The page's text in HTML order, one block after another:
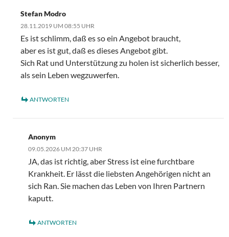
Stefan Modro
28.11.2019 UM 08:55 UHR
Es ist schlimm, daß es so ein Angebot braucht,
aber es ist gut, daß es dieses Angebot gibt.
Sich Rat und Unterstützung zu holen ist sicherlich besser,
als sein Leben wegzuwerfen.
ANTWORTEN
Anonym
09.05.2026 UM 20:37 UHR
JA, das ist richtig, aber Stress ist eine furchtbare
Krankheit. Er lässt die liebsten Angehörigen nicht an
sich Ran. Sie machen das Leben von Ihren Partnern
kaputt.
ANTWORTEN